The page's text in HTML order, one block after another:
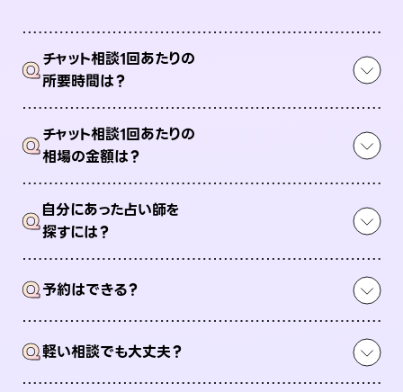
Qチャット相談1回あたりの
所要時間は？
Qチャット相談1回あたりの
相場の金額は？
Q自分にあった占い師を
探すには？
Q予約はできる？
Q軽い相談でも大丈夫？